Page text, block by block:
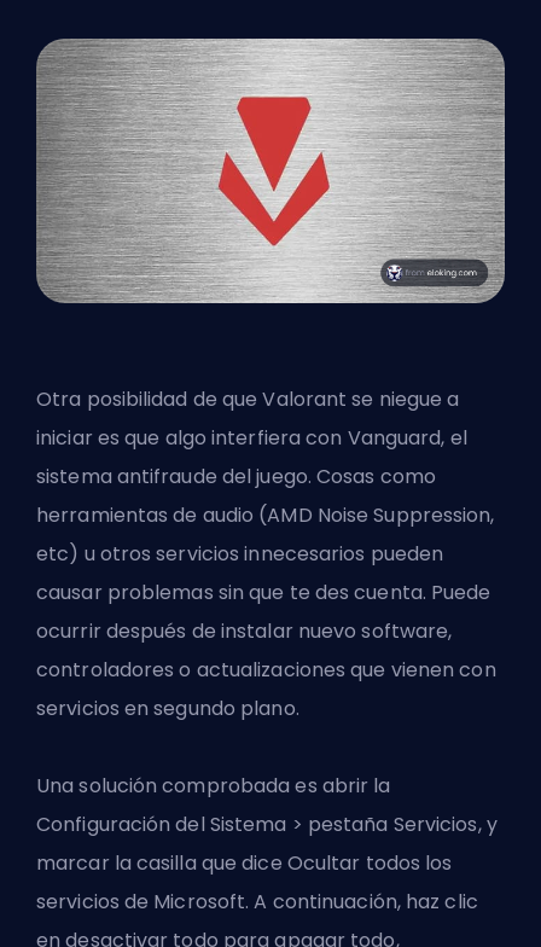
Otra posibilidad de que Valorant se niegue a
iniciar es que algo interfiera con Vanguard, el
sistema antifraude del juego. Cosas como
herramientas de audio (AMD Noise Suppression,
etc) u otros servicios innecesarios pueden
causar problemas sin que te des cuenta. Puede
ocurrir después de instalar nuevo software,
controladores o actualizaciones que vienen con
servicios en segundo plano.
Una solución comprobada es abrir la
Configuración del Sistema > pestaña Servicios, y
marcar la casilla que dice Ocultar todos los
servicios de Microsoft. A continuación, haz clic
en desactivar todo para apagar todo,